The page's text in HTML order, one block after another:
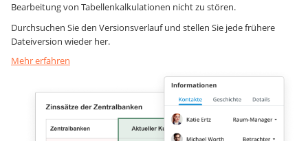
Bearbeitung von Tabellenkalkulationen nicht zu stören.
Durchsuchen Sie den Versionsverlauf und stellen Sie jede frühere
Dateiversion wieder her.
Mehr erfahren